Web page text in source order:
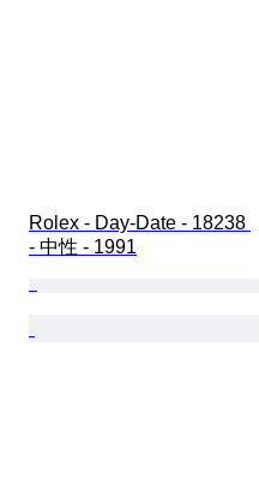
Rolex - Day-Date - 18238
- 中性 - 1991